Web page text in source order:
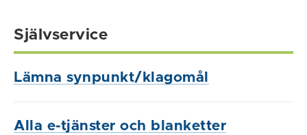
Självservice
Lämna synpunkt/klagomål
Alla e-tjänster och blanketter